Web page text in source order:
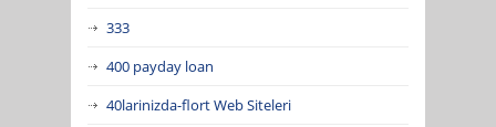
333
400 payday loan
40larinizda-flort Web Siteleri